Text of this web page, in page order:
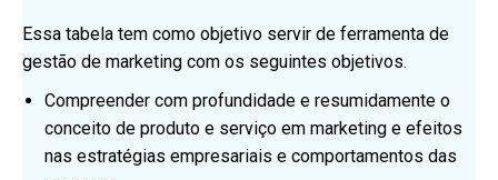
Essa tabela tem como objetivo servir de ferramenta de
gestão de marketing com os seguintes objetivos.
Compreender com profundidade e resumidamente o
conceito de produto e serviço em marketing e efeitos
nas estratégias empresariais e comportamentos das